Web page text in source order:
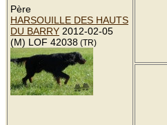
Père
HARSOUILLE DES HAUTS
DU BARRY 2012-02-05
(M) LOF 42038 (TR)